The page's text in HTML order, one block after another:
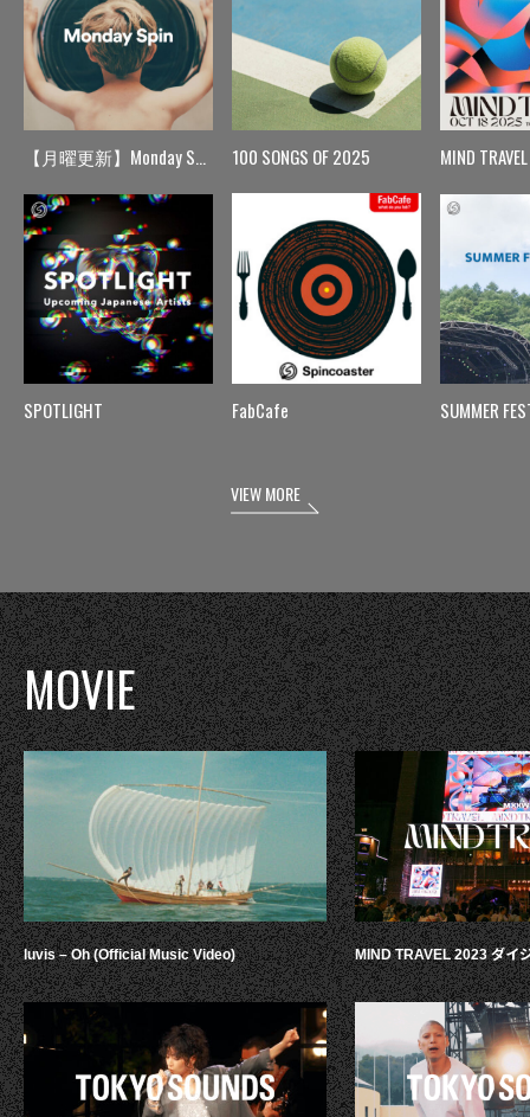
【月曜更新】Monday Spin
SPOTLIGHT
100 SONGS OF 2025
FabCafe
MIND TRAVEL
SUMMER
VIEW MORE
MOVIE
luvis – Oh (Official Music Video) MIND TRAVEL 2023 ダイ